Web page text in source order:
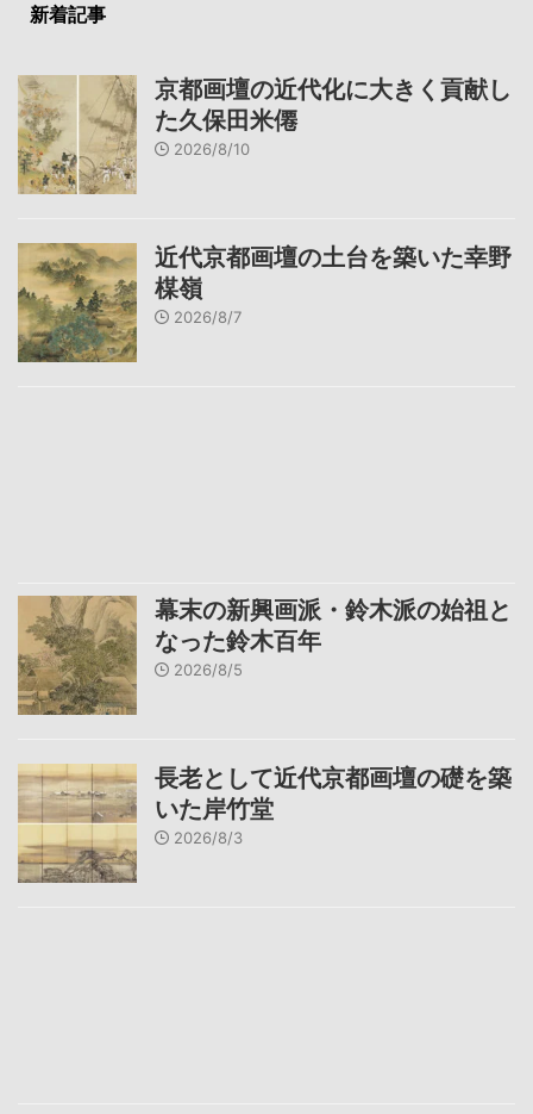
新着記事
京都画壇の近代化に大きく貢献し
た久保田米僊
2026/8/10
近代京都画壇の土台を築いた幸野
楳嶺
2026/8/7
幕末の新興画派・鈴木派の始祖と
なった鈴木百年
2026/8/5
長老として近代京都画壇の礎を築
いた岸竹堂
2026/8/3